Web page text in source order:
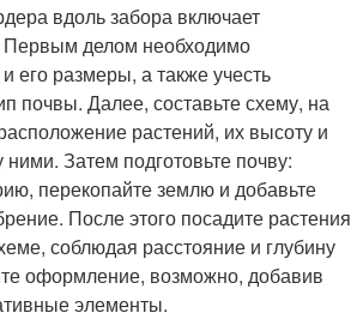
вдоль забора включает
Первым делом необходимо
его размеры, а также учесть
почвы. Далее, составьте схему, на
растений, их высоту и
Затем подготовьте почву:
перекопайте землю и добавьте
После этого посадите растения
соблюдая расстояние и глубину
оформление, возможно, добавив
элементы.